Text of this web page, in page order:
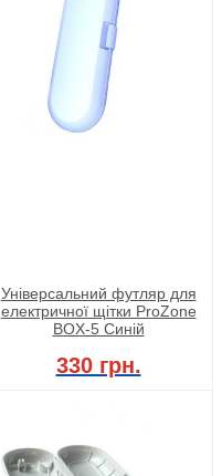
Універсальний футляр для
електричної щітки ProZone
BOX-5 Синій
330 грн.